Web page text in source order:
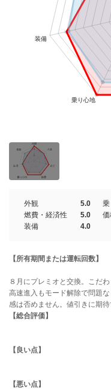
外観 5.0
燃費・経済性
5.0
装備
4.0
【所有期間または運転回数】
８月にプレミオと交換。こだ
高速進入もモード解除で問題
感は否めません。値引きに期待
【総合評価】
【良い点】
【悪い点】